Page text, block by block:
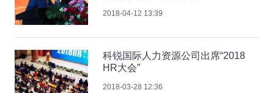
2018-04-12 13:39
科锐国际人力资源公司出席“2018
HR大会”
2018-03-28 12:36